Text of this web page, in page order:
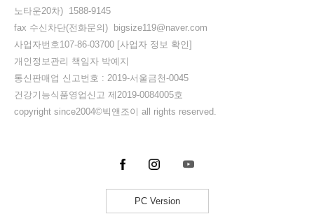
노타운20차) 1588-9145
fax 수신차단(전화문의) bigsize119@naver.com
사업자번호107-86-03700 [사업자 정보 확인]
개인정보관리 책임자 박예지
통신판매업 신고번호 : 2019-서울금천-0045
건강기능식품영업신고 제2019-0084005호
copyright since2004©빅앤조이 all rights reserved.
PC Version